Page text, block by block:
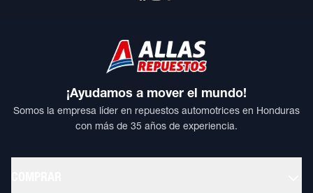
¡Ayudamos a mover el mundo!
Somos la empresa líder en repuestos automotrices en Honduras
con más de 35 años de experiencia.